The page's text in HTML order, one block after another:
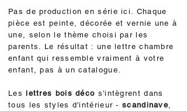
Pas de production en série ici. Chaque
pièce est peinte, décorée et vernie une à
une, selon le thème choisi par les
parents. Le résultat : une lettre chambre
enfant qui ressemble vraiment à votre
enfant, pas à un catalogue.
Les lettres bois déco s'intègrent dans
tous les styles d'intérieur -scandinave